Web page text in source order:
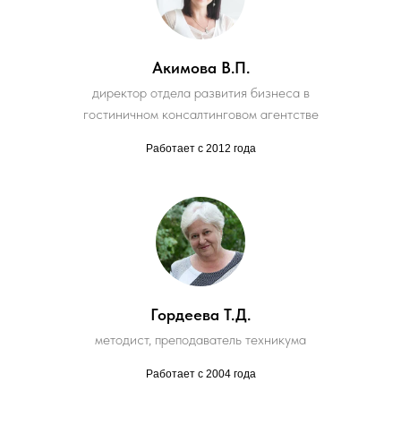
Акимова В.П.
директор отдела развития бизнеса в
гостиничном консалтинговом агентстве
Работает с 2012 года
Гордеева Т.Д.
методист, преподаватель техникума
Работает с 2004 года